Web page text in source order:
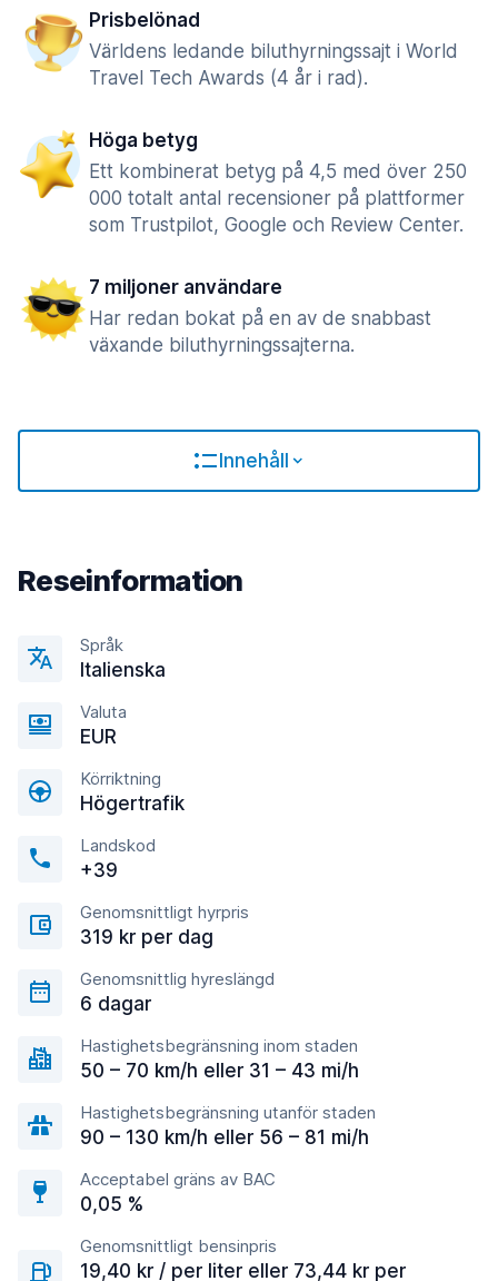
Prisbelönad
Världens ledande biluthyrningssajt i World
Travel Tech Awards (4 år i rad).
Höga betyg
Ett kombinerat betyg på 4,5 med över 250
000 totalt antal recensioner på plattformer
som Trustpilot, Google och Review Center.
7 miljoner användare
Har redan bokat på en av de snabbast
växande biluthyrningssajterna.
Innehåll
Reseinformation
Språk
Italienska
Valuta
EUR
Körriktning
Högertrafik
Landskod
+39
Genomsnittligt hyrpris
319 kr per dag
Genomsnittlig hyreslängd
6 dagar
Hastighetsbegränsning inom staden
50 – 70 km/h eller 31 – 43 mi/h
Hastighetsbegränsning utanför staden
90 – 130 km/h eller 56 – 81 mi/h
Acceptabel gräns av BAC
0,05 %
Genomsnittligt bensinpris
19,40 kr / per liter eller 73,44 kr per